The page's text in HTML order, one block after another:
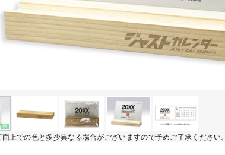
上での色と多少異なる場合がございますので予めご了承ください。